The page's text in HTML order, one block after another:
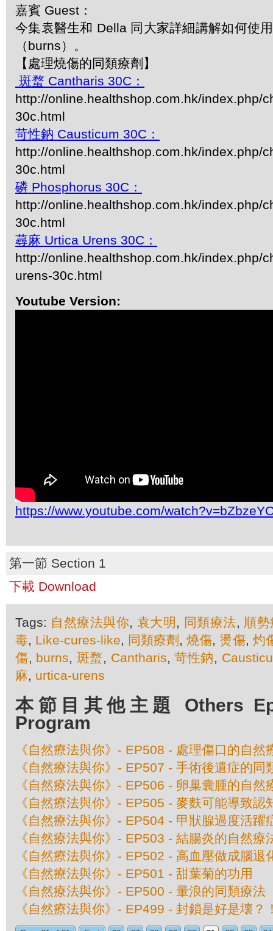
嘉賓 Guest：
今集袁醫生和 Della 同大家詳細講解如何使
（burns）。
【處理燒傷的同類療劑】
斑蝥 Cantharis 30C：
http://online.healthshop.com.hk/index.php/
30c.html
苛性鈉 Causticum 30C：
http://online.healthshop.com.hk/index.php/
30c.html
磷 Phosphorus 30C：
http://online.healthshop.com.hk/index.php/
30c.html
蕁麻 Urtica Urens 30C：
http://online.healthshop.com.hk/index.php/
urens-30c.html
Youtube Version:
https://www.youtube.com/
第一節 Section 1
下載 Download
Tags: 自然療法與你, 袁大明 , 同類療法, 順
毒, Like-cures-like, 同類療劑 ,燒傷, 燙傷, 灼
傷, burns, 斑蝥, Cantharis,苛性鈉,
麻, urtica-urens
本節目其他主題 Others
Program
《自然療法與你》- EP508 - 處理傷口的自然
《自然療法與你》- EP507 - 手術後遺症的同
《自然療法與你》- EP506 - 卵巢囊腫的自然
《自然療法與你》- EP505 - 麥麩可能導致認
《自然療法與你》- EP504 - 甲狀腺過度活躍
《自然療法與你》- EP503 - 結腸炎的自然療
《自然療法與你》- EP502 - 高血壓做成腦退
《自然療法與你》- EP501 - 甜葉菊的功用
《自然療法與你》- EP500 - 暈浪的同類療法
《自然療法與你》- EP499 - 封鎖是好是壊？